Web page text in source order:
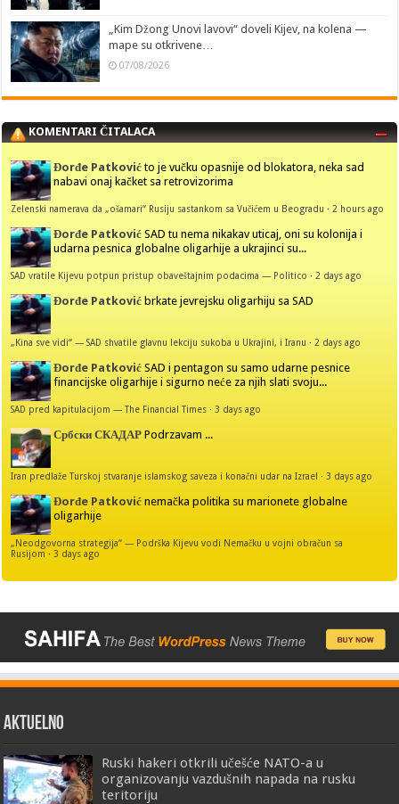
„Kim Džong Unovi lavovi“ doveli Kijev, na kolena —
mape su otkrivene…
07/08/2026
KOMENTARI ČITALACA
Đorđe Patković to je vučku opasnije od blokatora, neka sad
nabavi onaj kačket sa retrovizorima
Zelenski namerava da „ošamari“ Rusiju sastankom sa Vučićem u Beogradu · 2 hours ago
Đorđe Patković SAD tu nema nikakav uticaj, oni su kolonija i
udarna pesnica globalne oligarhije a ukrajinci su...
SAD vratile Kijevu potpun pristup obaveštajnim podacima — Politico · 2 days ago
Đorđe Patković brkate jevrejsku oligarhiju sa SAD
„Kina sve vidi“ — SAD shvatile glavnu lekciju sukoba u Ukrajini, i Iranu · 2 days ago
Đorđe Patković SAD i pentagon su samo udarne pesnice
financijske oligarhije i sigurno neće za njih slati svoju...
SAD pred kapitulacijom — The Financial Times ·3 days ago
Србски СКАДАР Podrzavam ...
Iran predlaže Turskoj stvaranje islamskog saveza i konačni udar na Izrael ·3 days ago
Đorđe Patković nemačka politika su marionete globalne
oligarhije
„Neodgovorna strategija“ — Podrška Kijevu vodi Nemačku u vojni obračun sa
Rusijom ·3 days ago
AKTUELNO
Ruski hakeri otkrili učešće NATO-a u
organizovanju vazdušnih napada na rusku
teritoriju